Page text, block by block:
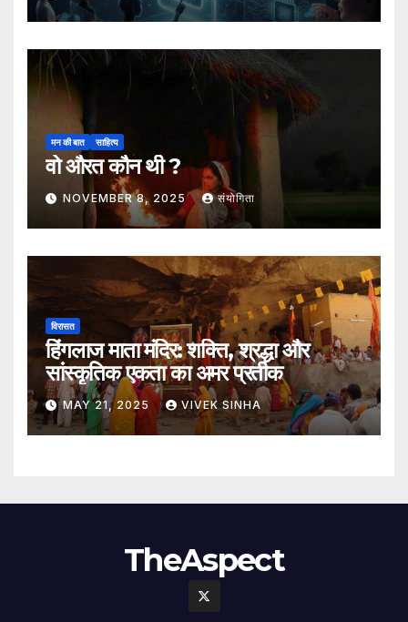
मन की बात साहित्य
वो औरत कौन थी ?
NOVEMBER 8, 2025 संयोगिता
विरासत
हिंगलाज माता मंदिर: शक्ति, श्रद्धा और
सांस्कृतिक एकता का अमर प्रतीक
MAY 21, 2025 VIVEK SINHA
TheAspect